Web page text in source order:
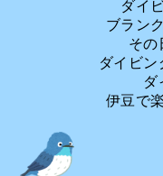
ダイ
ブラン
その
ダイビン
ダ
伊豆で